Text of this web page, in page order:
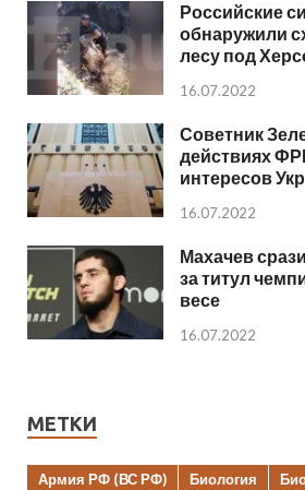
Российские
обнаружили
лесу под
16.07.2022
Советник
действиях
интересов
16.07.2022
Махачев
за титул
весе
16.07.2022
МЕТКИ
Армия РФ (ВС РФ) Биология